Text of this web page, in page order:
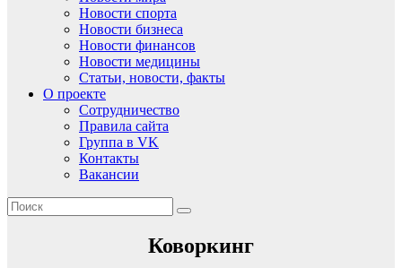
Новости спорта
Новости бизнеса
Новости финансов
Новости медицины
Статьи, новости, факты
О проекте
Сотрудничество
Правила сайта
Группа в VK
Контакты
Вакансии
Коворкинг